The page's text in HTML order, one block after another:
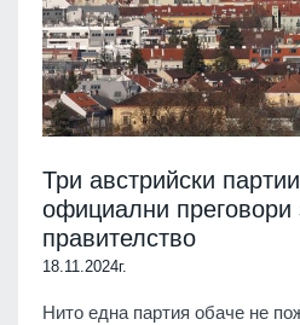
Три австрийски
официални преговори
правителство
18.11.2024г.
Нито една партия обаче не